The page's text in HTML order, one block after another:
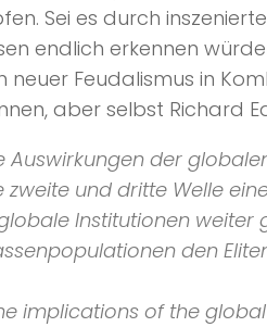
Sei es durch
endlich erkennen
neuer Feudalismus in
aber selbst Richard
Auswirkungen der
zweite und dritte Welle
Institutionen weiter
den
implications of the